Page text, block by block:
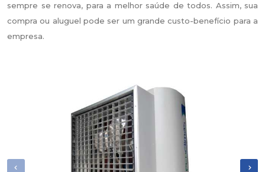
sempre se renova, para a melhor saúde de todos. Assim, sua
compra ou aluguel pode ser um grande custo-benefício para a
empresa.